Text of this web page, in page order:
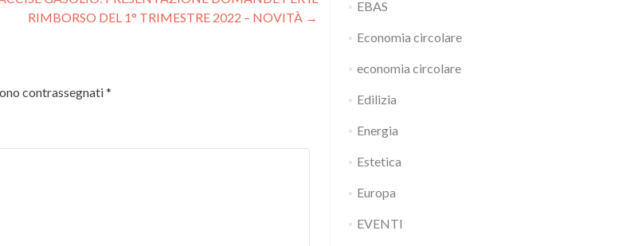
RIMBORSO DEL 1° TRIMESTRE 2022 – NOVITÀ →
contrassegnati*
EBAS
Economia circolare
economia circolare
Edilizia
Energia
Estetica
Europa
EVENTI